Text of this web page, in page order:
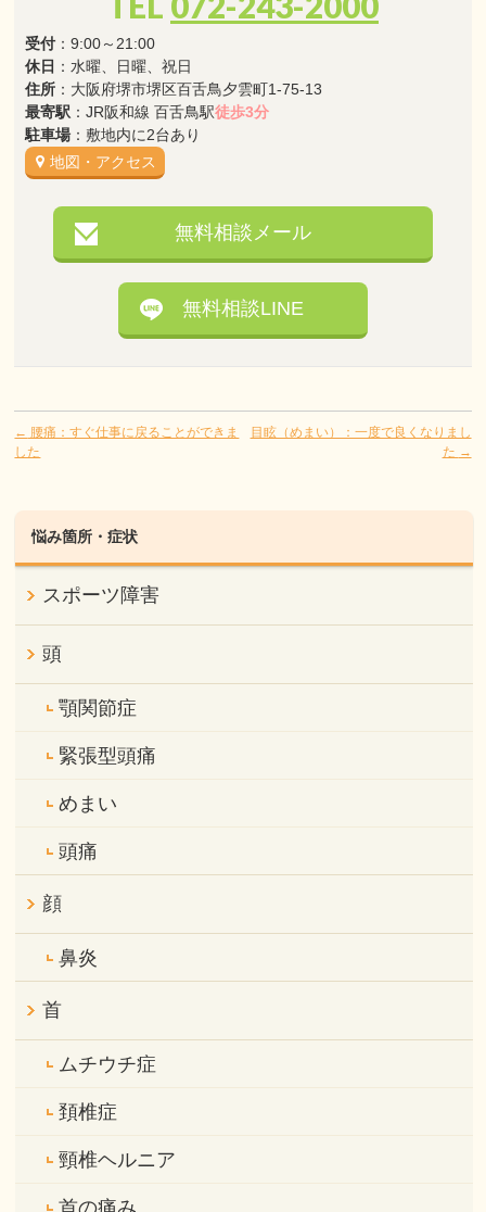
受付 ：9:00～21:00
休日 ：水曜、日曜、祝日
住所 ：大阪府堺市堺区百舌鳥夕雲町1-75-13
最寄駅 ：JR阪和線 百舌鳥駅徒歩3分
駐車場 ：敷地内に2台あり
地図・アクセス
無料相談メール
無料相談LINE
← 腰痛：すぐ仕事に戻ることができま
した
目眩（めまい）：一度で良くなりまし
た →
悩み箇所・症状
スポーツ障害
頭
顎関節症
緊張型頭痛
めまい
頭痛
顔
鼻炎
首
ムチウチ症
頚椎症
頸椎ヘルニア